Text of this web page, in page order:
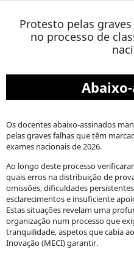
Protesto pelas
no processo de
Os docentes abaixo-assinados
pelas graves falhas que têm
exames nacionais de 2026.
Ao longo deste processo
quais erros na distribuição de
omissões, dificuldades
esclarecimentos e insuficiente
Estas situações revelam uma
organização num processo que
tranquilidade, aspetos que cabia
Inovação (MECI) garantir.